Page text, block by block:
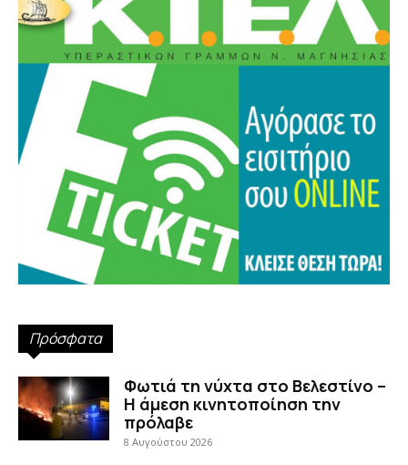
Πρόσφατα
Φωτιά τη νύχτα στο Βελεστίνο –
Η άμεση κινητοποίηση την
πρόλαβε
8 Αυγούστου 2026